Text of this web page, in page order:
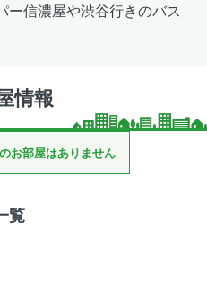
ー信濃屋や渋谷行きのバス
情報
お部屋はありません
覧